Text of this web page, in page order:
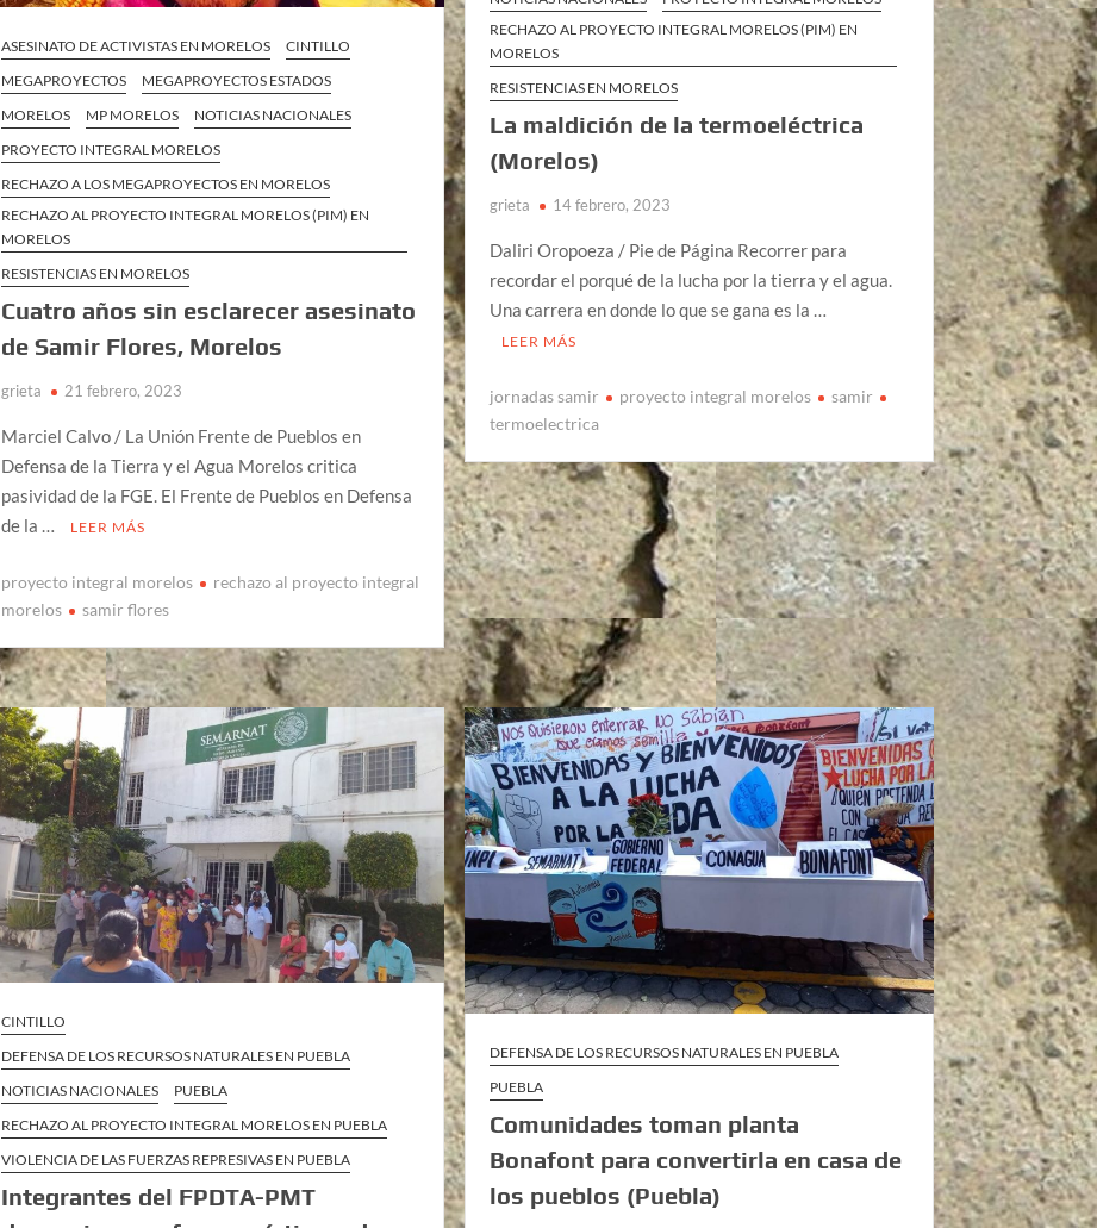
ASESINATO DE ACTIVISTAS EN MORELOS
CINTILLO
MEGAPROYECTOS
MEGAPROYECTOS ESTADOS
MORELOS
MP MORELOS
NOTICIAS NACIONALES
PROYECTO INTEGRAL MORELOS
RECHAZO A LOS MEGAPROYECTOS EN MORELOS
RECHAZO AL PROYECTO INTEGRAL MORELOS (PIM) EN
MORELOS
RESISTENCIAS EN MORELOS
Cuatro años sin esclarecer asesinato
de Samir Flores, Morelos
grieta 21 febrero, 2023
Marciel Calvo / La Unión Frente de Pueblos en
Defensa de la Tierra y el Agua Morelos critica
pasividad de la FGE. El Frente de Pueblos en Defensa
de la …
LEER MÁS
proyecto integral morelos
rechazo al proyecto integral
morelos
samir flores
RECHAZO AL PROYECTO INTEGRAL MORELOS (PIM) EN
MORELOS
RESISTENCIAS EN MORELOS
La maldición de la termoeléctrica
(Morelos)
grieta 14 febrero, 2023
Daliri Oropoeza / Pie de Página Recorrer para
recordar el porqué de la lucha por la tierra y el agua.
Una carrera en donde lo que se gana es la …
LEER MÁS
jornadas samir proyecto integral morelos
samir
termoelectrica
CINTILLO
DEFENSA DE LOS RECURSOS NATURALES EN PUEBLA
NOTICIAS NACIONALES
PUEBLA
RECHAZO AL PROYECTO INTEGRAL MORELOS EN PUEBLA
VIOLENCIA DE LAS FUERZAS REPRESIVAS EN PUEBLA
Integrantes del FPDTA-PMT
DEFENSA DE LOS RECURSOS NATURALES EN PUEBLA
PUEBLA
Comunidades toman planta
Bonafont para convertirla en casa de
los pueblos (Puebla)